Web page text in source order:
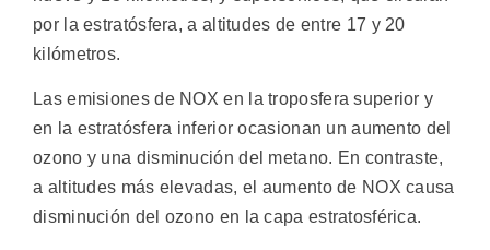
por la estratósfera, a altitudes de entre 17 y 20
kilómetros.
Las emisiones de NOX en la troposfera superior y
en la estratósfera inferior ocasionan un aumento del
ozono y una disminución del metano. En contraste,
a altitudes más elevadas, el aumento de NOX causa
disminución del ozono en la capa estratosférica.